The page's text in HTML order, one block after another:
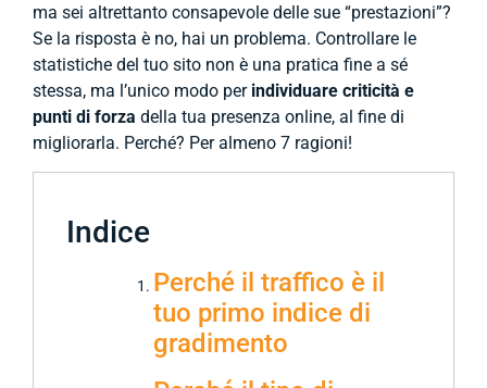
ma sei altrettanto consapevole delle sue “prestazioni”?
Se la risposta è no, hai un problema. Controllare le
statistiche del tuo sito non è una pratica fine a sé
stessa, ma l’unico modo per individuare criticità e
punti di forza della tua presenza online, al fine di
migliorarla. Perché? Per almeno 7 ragioni!
Indice
Perché il traffico è il
tuo primo indice di
gradimento